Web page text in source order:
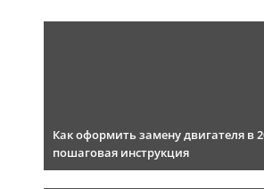
Как оформить замену двигателя в
пошаговая инструкция